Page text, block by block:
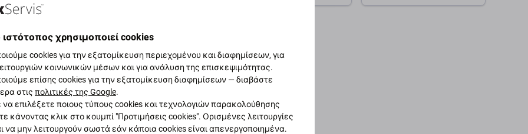
χρησιμοποιεί cookies
cookies για την εξατομίκευση περιεχομένου και διαφημίσεων, για
κοινωνικών μέσων και για ανάλυση της επισκεψιμότητας.
επίσης cookies για την εξατομίκευση διαφημίσεων — διαβάστε
στις πολιτικές της Google.
να επιλέξετε ποιους τύπους cookies και τεχνολογιών παρακολούθησης
κάνοντας κλικ στο κουμπί "Προτιμήσεις cookies". Ορισμένες λειτουργίες
να μην λειτουργούν σωστά εάν κάποια cookies είναι απενεργοποιημένα.